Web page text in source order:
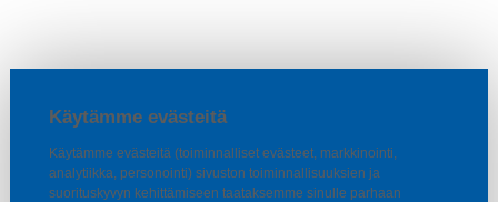
Käytämme evästeitä
Käytämme evästeitä (toiminnalliset evästeet, markkinointi,
analytiikka, personointi) sivuston toiminnallisuuksien ja
suorituskyvyn kehittämiseen taataksemme sinulle parhaan